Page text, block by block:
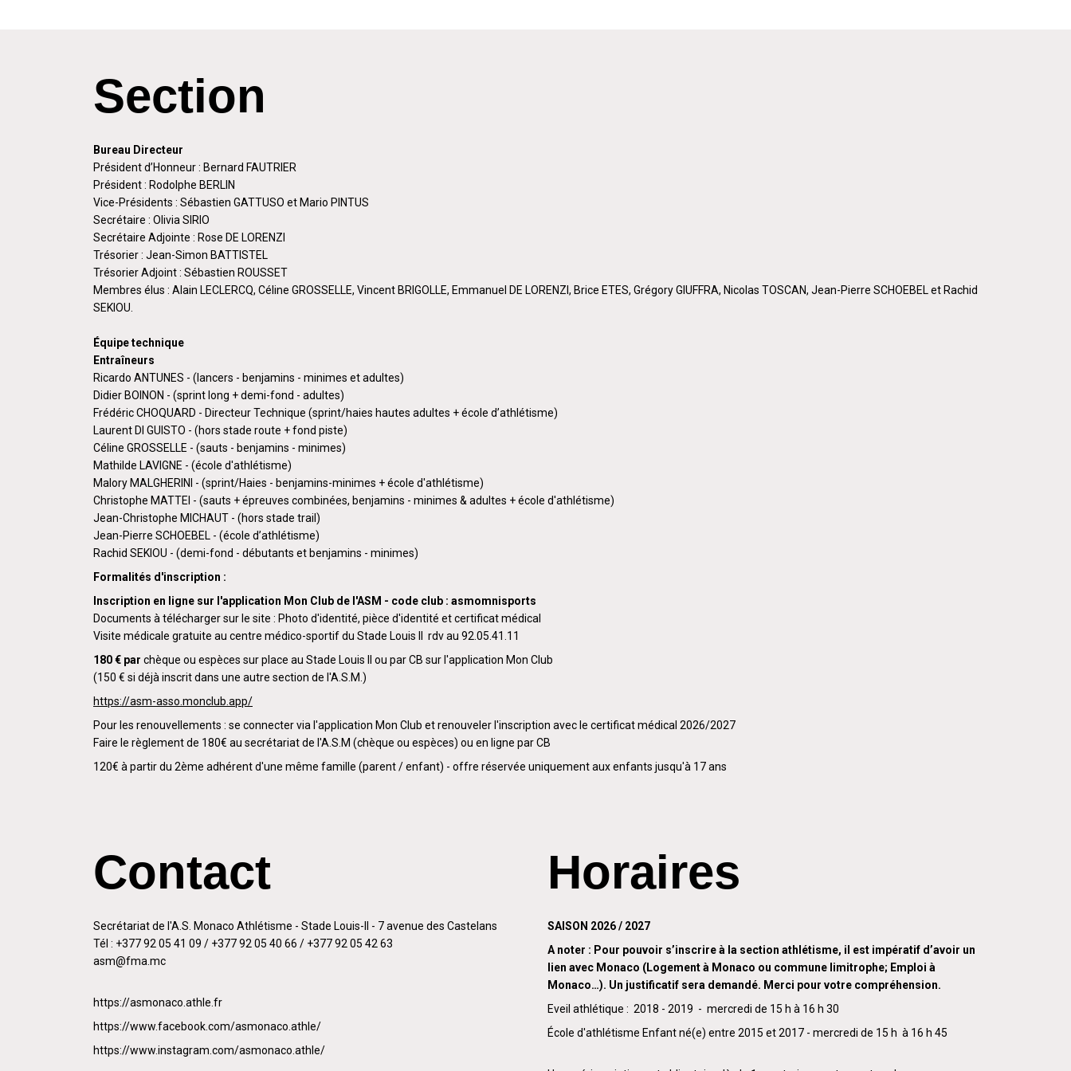
Section
Bureau Directeur
Président d’Honneur : Bernard FAUTRIER
Président : Rodolphe BERLIN
Vice-Présidents : Sébastien GATTUSO et Mario PINTUS
Secrétaire : Olivia SIRIO
Secrétaire Adjointe : Rose DE LORENZI
Trésorier : Jean-Simon BATTISTEL
Trésorier Adjoint : Sébastien ROUSSET
Membres élus : Alain LECLERCQ, Céline GROSSELLE, Vincent BRIGOLLE, Emmanuel DE LORENZI, Brice ETES, Grégory GIUFFRA, Nicolas TOSCAN, Jean-Pierre SCHOEBEL et Rachid
SEKIOU.
Équipe technique
Entraîneurs
Ricardo ANTUNES - (lancers - benjamins - minimes et adultes)
Didier BOINON - (sprint long + demi-fond - adultes)
Frédéric CHOQUARD - Directeur Technique (sprint/haies hautes adultes + école d’athlétisme)
Laurent DI GUISTO - (hors stade route + fond piste)
Céline GROSSELLE - (sauts - benjamins - minimes)
Mathilde LAVIGNE - (école d'athlétisme)
Malory MALGHERINI - (sprint/Haies - benjamins-minimes + école d'athlétisme)
Christophe MATTEI - (sauts + épreuves combinées, benjamins - minimes & adultes + école d'athlétisme)
Jean-Christophe MICHAUT - (hors stade trail)
Jean-Pierre SCHOEBEL - (école d’athlétisme)
Rachid SEKIOU - (demi-fond - débutants et benjamins - minimes)
Formalités d'inscription :
Inscription en ligne sur l'application Mon Club de l'ASM - code club : asmomnisports
Documents à télécharger sur le site : Photo d'identité, pièce d'identité et certificat médical
Visite médicale gratuite au centre médico-sportif du Stade Louis II rdv au 92.05.41.11
180 € par chèque ou espèces sur place au Stade Louis II ou par CB sur l'application Mon Club
(150 € si déjà inscrit dans une autre section de l'A.S.M.)
https://asm-asso.monclub.app/
Pour les renouvellements : se connecter via l'application Mon Club et renouveler l'inscription avec le certificat médical 2026/2027
Faire le règlement de 180€ au secrétariat de l'A.S.M (chèque ou espèces) ou en ligne par CB
120€ à partir du 2ème adhérent d'une même famille (parent / enfant) - offre réservée uniquement aux enfants jusqu'à 17 ans
Contact
Secrétariat de l'A.S. Monaco Athlétisme - Stade Louis-II - 7 avenue des Castelans
Tél : +377 92 05 41 09 / +377 92 05 40 66 / +377 92 05 42 63
asm@fma.mc
https://asmonaco.athle.fr
https://www.facebook.com/asmonaco.athle/
https://www.instagram.com/asmonaco.athle/
Horaires
SAISON 2026 / 2027
A noter : Pour pouvoir s’inscrire à la section athlétisme, il est impératif d’avoir un
lien avec Monaco (Logement à Monaco ou commune limitrophe; Emploi à
Monaco…). Un justificatif sera demandé. Merci pour votre compréhension.
Eveil athlétique : 2018 - 2019 - mercredi de 15 h à 16 h 30
École d'athlétisme Enfant né(e) entre 2015 et 2017 - mercredi de 15 h à 16 h 45